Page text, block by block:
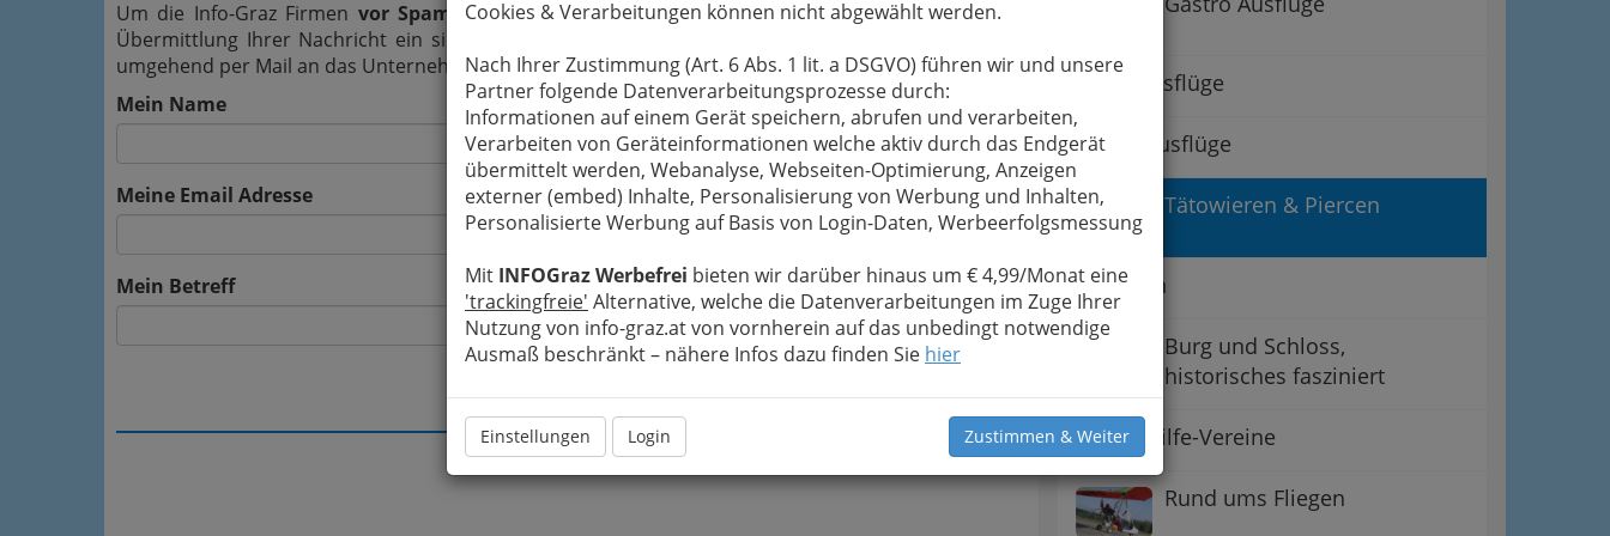
Cookies & Verarbeitungen können nicht abgewählt werden.
Nach Ihrer Zustimmung (Art. 6 Abs. 1 lit. a DSGVO) führen wir und unsere
Partner folgende Datenverarbeitungsprozesse durch:
Informationen auf einem Gerät speichern, abrufen und verarbeiten,
Verarbeiten von Geräteinformationen welche aktiv durch das Endgerät
übermittelt werden, Webanalyse, Webseiten-Optimierung, Anzeigen
externer (embed) Inhalte, Personalisierung von Werbung und Inhalten,
Personalisierte Werbung auf Basis von Login-Daten, Werbeerfolgsmessung
Mit INFOGraz Werbefrei bieten wir darüber hinaus um € 4,99/Monat eine
'trackingfreie' Alternative, welche die Datenverarbeitungen im Zuge Ihrer
Nutzung von info-graz.at von vornherein auf das unbedingt notwendige
Ausmaß beschränkt – nähere Infos dazu finden Sie hier
Einstellungen Login Zustimmen & Weiter
Um die Info-Graz Firmen vor Spam-Mails zu bewahren, verwenden wir an dieser Stelle zur
Übermittlung Ihrer Nachricht ein sicheres Formular. Ihre Nachricht wird nach dem Absenden
umgehend per Mail an das Unternehmen Caty Bee - Tattoo & Piercing weitergeleitet.
Mein Name
Meine Email Adresse
Mein Betreff
Meine Nachricht
Sport-Ausflüge
Kultur-Ausflüge
Tätowieren & Piercen
Thermen
Burg und Schloss,
historisches fasziniert
Lebenshilfe-Vereine
Rund ums Fliegen